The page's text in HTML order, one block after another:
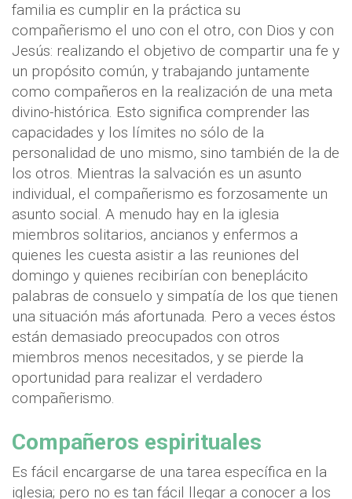
familia es cumplir en la práctica su
compañerismo el uno con el otro, con Dios y con
Jesús: realizando el objetivo de compartir una fe y
un propósito común, y trabajando juntamente
como compañeros en la realización de una meta
divino-histórica. Esto significa comprender las
capacidades y los límites no sólo de la
personalidad de uno mismo, sino también de la de
los otros. Mientras la salvación es un asunto
individual, el compañerismo es forzosamente un
asunto social. A menudo hay en la iglesia
miembros solitarios, ancianos y enfermos a
quienes les cuesta asistir a las reuniones del
domingo y quienes recibirían con beneplácito
palabras de consuelo y simpatía de los que tienen
una situación más afortunada. Pero a veces éstos
están demasiado preocupados con otros
miembros menos necesitados, y se pierde la
oportunidad para realizar el verdadero
compañerismo.
Compañeros espirituales
Es fácil encargarse de una tarea específica en la
iglesia; pero no es tan fácil llegar a conocer a los